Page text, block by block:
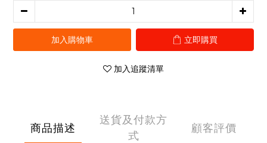
加入購物車 立即購買
加入追蹤清單
商品描述
送貨及付款方
式
顧客評價